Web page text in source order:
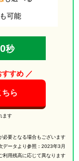
も可能
秒
すめ ／
ちら
ます
必要となる場合もございます
データより参照：2023年3月
用残高に応じて異なります